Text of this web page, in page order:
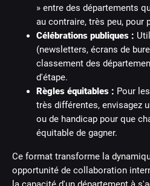
» entre des départements
au contraire, très peu, pour
Célébrations publiques :
(newsletters, écrans de
classement des
d'étape.
Règles équitables : Pour
très différentes, envisagez
ou de handicap pour que
équitable de gagner.
Ce format transforme la
opportunité de collaboration